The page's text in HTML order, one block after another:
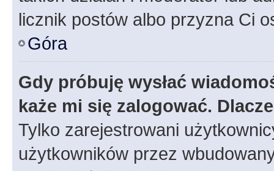
licznik postów albo przyzna Ci
Góra
Gdy próbuję wysłać
każe mi się zalogować.
Tylko zarejestrowani
użytkowników przez